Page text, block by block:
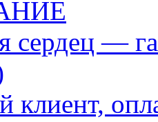
сердец —
клиент,